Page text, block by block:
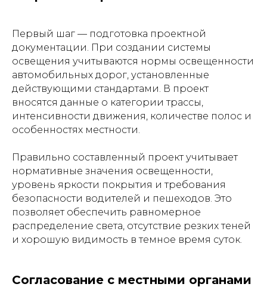
Первый шаг — подготовка проектной
документации. При создании системы
освещения учитываются нормы освещенности
автомобильных дорог, установленные
действующими стандартами. В проект
вносятся данные о категории трассы,
интенсивности движения, количестве полос и
особенностях местности.
Правильно составленный проект учитывает
нормативные значения освещенности,
уровень яркости покрытия и требования
безопасности водителей и пешеходов. Это
позволяет обеспечить равномерное
распределение света, отсутствие резких теней
и хорошую видимость в темное время суток.
Согласование с местными органами